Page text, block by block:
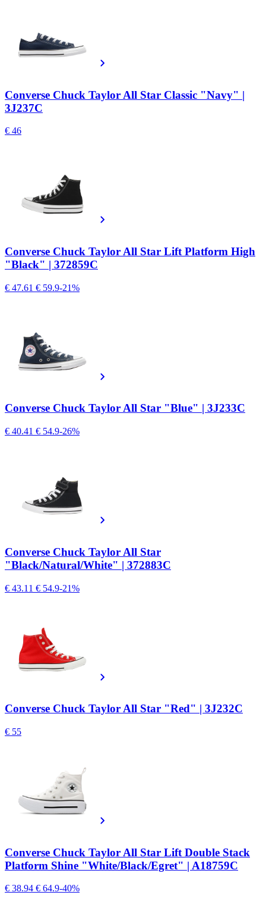
Converse Chuck Taylor All Star Classic "Navy" |
3J237C
€ 46
Converse Chuck Taylor All Star Lift Platform High
"Black" | 372859C
€ 47.61 € 59.9-21%
Converse Chuck Taylor All Star "Blue" | 3J233C
€ 40.41 € 54.9-26%
Converse Chuck Taylor All Star
"Black/Natural/White" | 372883C
€ 43.11 € 54.9-21%
Converse Chuck Taylor All Star "Red" | 3J232C
€ 55
Converse Chuck Taylor All Star Lift Double Stack
Platform Shine "White/Black/Egret" | A18759C
€ 38.94 € 64.9-40%